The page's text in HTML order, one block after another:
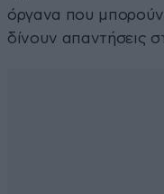
όργανα που μπορούν
δίνουν απαντήσεις